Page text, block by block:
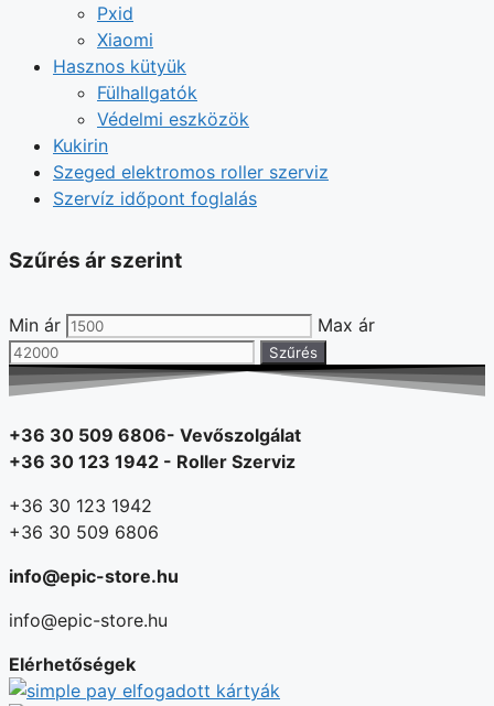
Pxid
Xiaomi
Hasznos kütyük
Fülhallgatók
Védelmi eszközök
Kukirin
Szeged elektromos roller szerviz
Szervíz időpont foglalás
Szűrés ár szerint
Min ár Max ár
Szűrés
+36 30 509 6806- Vevőszolgálat
+36 30 123 1942 - Roller Szerviz
+36 30 123 1942
+36 30 509 6806
info@epic-store.hu
info@epic-store.hu
Elérhetőségek